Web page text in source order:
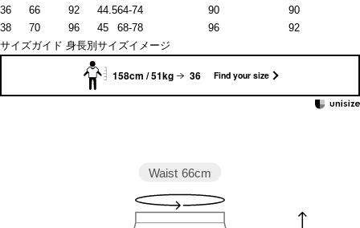
36
66 92 44.564-74 90
90
38
70 96 45 68-78 96
92
サイズガイド 身長別サイズイメージ
158cm / 51kg 36 Find your size
Waist 66cm